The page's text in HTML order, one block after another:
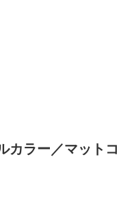
ラー／マットコ